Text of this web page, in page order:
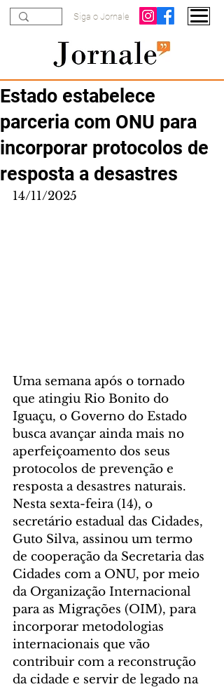
Siga o Jornale
Estado estabelece
parceria com ONU para
incorporar protocolos de
resposta a desastres
14/11/2025
Uma semana após o tornado
que atingiu Rio Bonito do
Iguaçu, o Governo do Estado
busca avançar ainda mais no
aperfeiçoamento dos seus
protocolos de prevenção e
resposta a desastres naturais.
Nesta sexta-feira (14), o
secretário estadual das Cidades,
Guto Silva, assinou um termo
de cooperação da Secretaria das
Cidades com a ONU, por meio
da Organização Internacional
para as Migrações (OIM), para
incorporar metodologias
internacionais que vão
contribuir com a reconstrução
da cidade e servir de legado na